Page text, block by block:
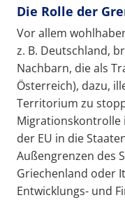
Die Rolle der
Vor allem
z. B. Deutschland,
Nachbarn, die als
Österreich), dazu,
Territorium zu
Migrationskontrolle
der EU in die
Außengrenzen des
Griechenland oder
Entwicklungs- und